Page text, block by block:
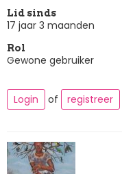
Lid sinds
17 jaar 3 maanden
Rol
Gewone gebruiker
Login of registreer